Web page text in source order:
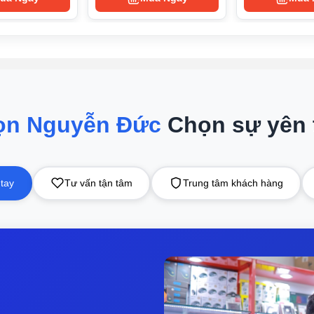
home dễ dàng theo dõi hoạt động, điều khiển bật và tắt
đêm là chế độ giúp cân bằng nhiệt độ giữa môi trường bên
sản xuất máy lạnh sẽ thiết kế nguyên lý hoạt động của
30 - 60 phútthì máy lạnh sẽ tự động
Nguyễn Đức Chọn sự yên
Tư vấn tận tâm Trung tâm khách hàng